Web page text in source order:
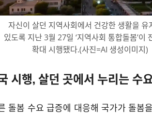
자신이 살던 지역사회에서 건강한 생활을 유
있도록 지난 3월 27일 ‘지역사회 통합돌봄’이
확대 시행됐다.(사진=AI 생성이미지)
시행, 살던 곳에서 누리는 수
돌봄 수요 급증에 대응해 국가가 돌봄